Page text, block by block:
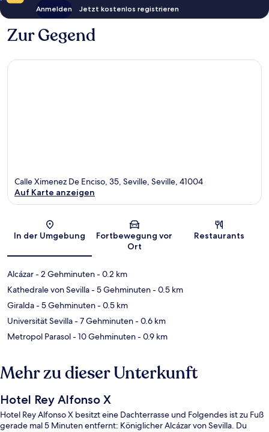
Anmelden Jetzt kostenlos registrieren
Zur Gegend
Karte
Calle Ximenez De Enciso, 35, Seville, Seville, 41004
Auf Karte anzeigen
In der Umgebung
Fortbewegung vor
Ort
Restaurants
Alcázar- 2 Gehminuten- 0.2 km
Kathedrale von Sevilla- 5 Gehminuten- 0.5 km
Giralda- 5 Gehminuten- 0.5 km
Universität Sevilla- 7 Gehminuten- 0.6 km
Metropol Parasol- 10 Gehminuten- 0.9 km
Mehr zu dieser Unterkunft
Hotel Rey Alfonso X
Hotel Rey Alfonso X besitzt eine Dachterrasse und Folgendes ist zu Fuß
gerade mal 5 Minuten entfernt: Königlicher Alcázar von Sevilla. Du